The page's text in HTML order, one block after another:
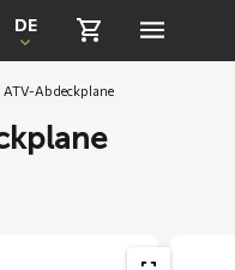
DE
ATV-Abdeckplane